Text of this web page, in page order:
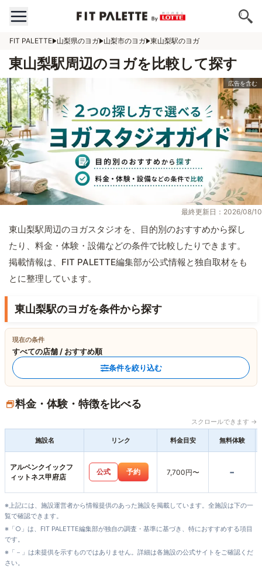
FIT PALETTE 山梨県のヨガ 山梨市のヨガ 東山梨駅のヨガ
東山梨駅周辺のヨガを比較して探す
最終更新日：2026/08/10
東山梨駅周辺のヨガスタジオを、目的別のおすすめから探し
たり、料金・体験・設備などの条件で比較したりできます。
掲載情報は、FIT PALETTE編集部が公式情報と独自取材をも
とに整理しています。
東山梨駅のヨガを条件から探す
現在の条件
すべての店舗 / おすすめ順
条件を絞り込む
料金・体験・特徴を比べる
スクロールできます →
施設名 リンク 料金目安 無料体験
アルペンクイックフ
ィットネス甲府店
公式 予約 7,700円〜 -
※上記には、施設運営者から情報提供のあった施設を掲載しています。全施設は下の一
覧で確認できます。
※「○」は、FIT PALETTE編集部が独自の調査・基準に基づき、特におすすめする項目
です。
※「－」は未提供を示すものではありません。詳細は各施設の公式サイトをご確認くだ
さい。